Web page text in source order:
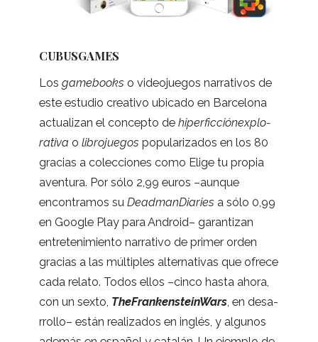
CUBUSGAMES
Los game­books o video­jue­gos narra­ti­vos de
este estu­dio crea­tivo ubi­cado en Bar­ce­lona
actua­li­zan el con­cepto de hiper­fic­ció­nex­plo­
ra­tiva o libro­jue­gos popu­la­ri­za­dos en los 80
gra­cias a colec­cio­nes como Elige tu pro­pia
aven­tura. Por sólo 2,99 euros –aun­que
encon­tra­mos su Dead­man­Dia­ries a sólo 0,99
en Goo­gle Play para Android– garan­ti­zan
entre­te­ni­miento narra­tivo de pri­mer orden
gra­cias a las múl­ti­ples alter­na­ti­vas que ofrece
cada relato. Todos ellos –cinco hasta ahora,
con un sexto, The­Fran­kens­tein­Wars, en desa­
rro­llo– están rea­li­za­dos en inglés, y algu­nos